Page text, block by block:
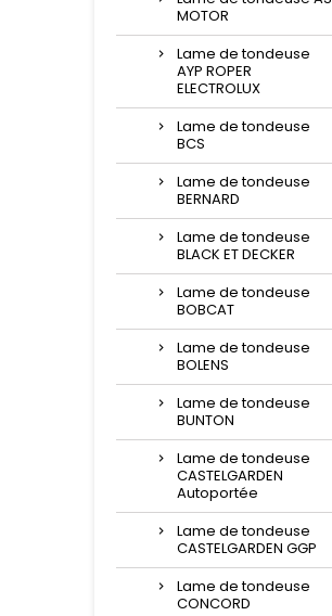
MOTOR
Lame de tondeuse
AYP ROPER
ELECTROLUX
Lame de tondeuse
BCS
Lame de tondeuse
BERNARD
Lame de tondeuse
BLACK ET DECKER
Lame de tondeuse
BOBCAT
Lame de tondeuse
BOLENS
Lame de tondeuse
BUNTON
Lame de tondeuse
CASTELGARDEN
Autoportée
Lame de tondeuse
CASTELGARDEN GGP
Lame de tondeuse
CONCORD